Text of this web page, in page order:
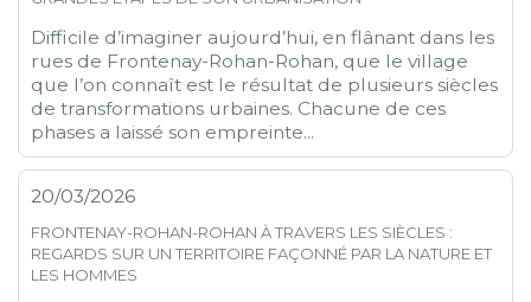
Difficile d’imaginer aujourd’hui, en flânant dans les
rues de Frontenay-Rohan-Rohan, que le village
que l’on connaît est le résultat de plusieurs siècles
de transformations urbaines. Chacune de ces
phases a laissé son empreinte...
20/03/2026
FRONTENAY-ROHAN-ROHAN À TRAVERS LES SIÈCLES :
REGARDS SUR UN TERRITOIRE FAÇONNÉ PAR LA NATURE ET
LES HOMMES